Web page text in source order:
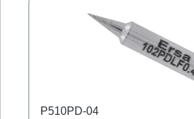
P510PD-04